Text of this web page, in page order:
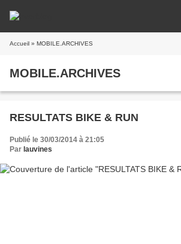
Accueil » MOBILE.ARCHIVES
MOBILE.ARCHIVES
RESULTATS BIKE & RUN
Publié le 30/03/2014 à 21:05
Par lauvines